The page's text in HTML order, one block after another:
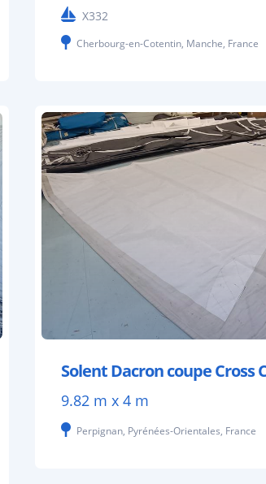
X332
Cherbourg-en-Cotentin, Manche, France
Solent Dacron coupe Cross
9.82 m x 4 m
Perpignan, Pyrénées-Orientales, France